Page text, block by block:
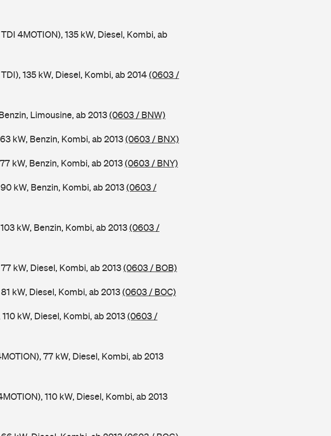
4MOTION), 135 kW, Diesel, Kombi, ab
135 kW, Diesel, Kombi, ab 2014(0603 /
Limousine, ab 2013(0603 / BNW)
kW, Benzin, Kombi, ab 2013(0603 / BNX)
kW, Benzin, Kombi, ab 2013(0603 / BNY)
kW, Benzin, Kombi, ab 2013(0603 /
kW, Benzin, Kombi, ab 2013(0603 /
kW, Diesel, Kombi, ab 2013(0603 / BOB)
kW, Diesel, Kombi, ab 2013(0603 / BOC)
kW, Diesel, Kombi, ab 2013(0603 /
77 kW, Diesel, Kombi, ab 2013
110 kW, Diesel, Kombi, ab 2013